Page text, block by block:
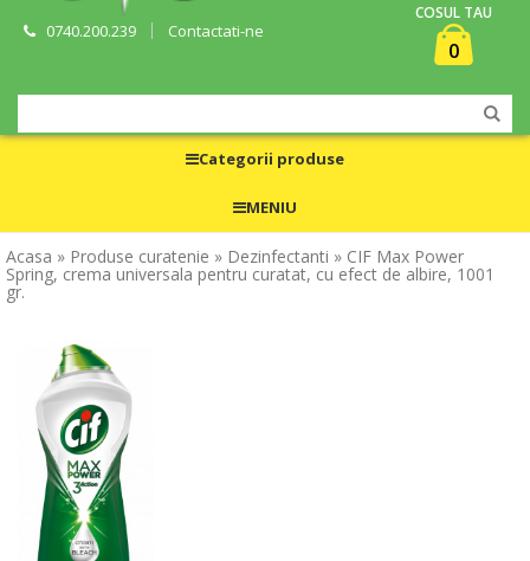
0740.200.239 Contactati-ne
COSUL TAU
0
Categorii produse
MENIU
Acasa » Produse curatenie » Dezinfectanti » CIF Max Power
Spring, crema universala pentru curatat, cu efect de albire, 1001
gr.